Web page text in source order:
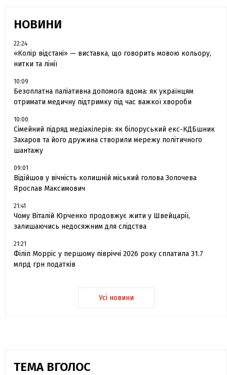
НОВИНИ
22:24
«Колір відстані» — виставка, що говорить мовою кольору,
нитки та лінії
10:09
Безоплатна паліативна допомога вдома: як українцям
отримати медичну підтримку під час важкої хвороби
10:00
Сімейний підряд медіакілерів: як білоруський екс-КДБшник
Захаров та його дружина створили мережу політичного
шантажу
09:01
Відійшов у вічність колишній міський голова Золочева
Ярослав Максимович
21:41
Чому Віталій Юрченко продовжує жити у Швейцарії,
залишаючись недосяжним для слідства
21:21
Філіп Морріс у першому півріччі 2026 року сплатила 31.7
млрд грн податків
Усі новини
ТЕМА ВГОЛОС